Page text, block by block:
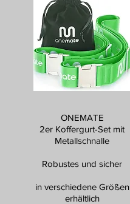
ONEMATE
2er Koffergurt-Set mit
Metallschnalle
Robustes und sicher
in verschiedene Größen
erhältlich